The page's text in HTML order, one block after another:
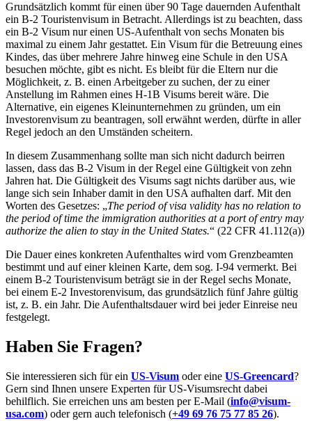
Grundsätzlich kommt für einen über 90 Tage dauernden Aufenthalt
ein B-2 Touristenvisum in Betracht. Allerdings ist zu beachten, dass
ein B-2 Visum nur einen US-Aufenthalt von sechs Monaten bis
maximal zu einem Jahr gestattet. Ein Visum für die Betreuung eines
Kindes, das über mehrere Jahre hinweg eine Schule in den USA
besuchen möchte, gibt es nicht. Es bleibt für die Eltern nur die
Möglichkeit, z. B. einen Arbeitgeber zu suchen, der zu einer
Anstellung im Rahmen eines H-1B Visums bereit wäre. Die
Alternative, ein eigenes Kleinunternehmen zu gründen, um ein
Investorenvisum zu beantragen, soll erwähnt werden, dürfte in aller
Regel jedoch an den Umständen scheitern.
In diesem Zusammenhang sollte man sich nicht dadurch beirren
lassen, dass das B-2 Visum in der Regel eine Gültigkeit von zehn
Jahren hat. Die Gültigkeit des Visums sagt nichts darüber aus, wie
lange sich sein Inhaber damit in den USA aufhalten darf. Mit den
Worten des Gesetzes: „The period of visa validity has no relation to
the period of time the immigration authorities at a port of entry may
authorize the alien to stay in the United States.“ (22 CFR 41.112(a))
Die Dauer eines konkreten Aufenthaltes wird vom Grenzbeamten
bestimmt und auf einer kleinen Karte, dem sog. I-94 vermerkt. Bei
einem B-2 Touristenvisum beträgt sie in der Regel sechs Monate,
bei einem E-2 Investorenvisum, das grundsätzlich fünf Jahre gültig
ist, z. B. ein Jahr. Die Aufenthaltsdauer wird bei jeder Einreise neu
festgelegt.
Haben Sie Fragen?
Sie interessieren sich für ein US-Visum oder eine US-Greencard?
Gern sind Ihnen unsere Experten für US-Visumsrecht dabei
behilflich. Sie erreichen uns am besten per E-Mail (info@visum-
usa.com) oder gern auch telefonisch (+49 69 76 75 77 85 26).